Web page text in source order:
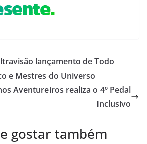
lançamento de Todo
e Mestres do Universo
Aventureiros realiza o 4º Pedal
Inclusivo
gostar também